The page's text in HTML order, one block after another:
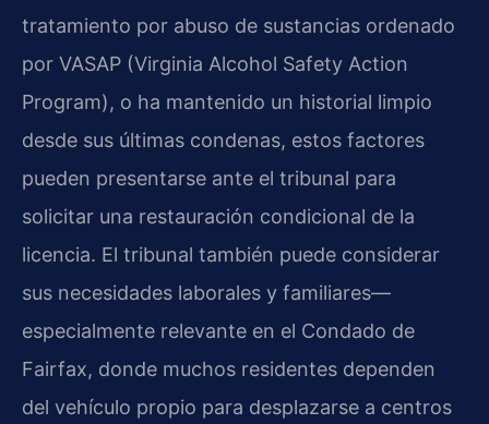
tratamiento por abuso de sustancias ordenado
por VASAP (Virginia Alcohol Safety Action
Program), o ha mantenido un historial limpio
desde sus últimas condenas, estos factores
pueden presentarse ante el tribunal para
solicitar una restauración condicional de la
licencia. El tribunal también puede considerar
sus necesidades laborales y familiares—
especialmente relevante en el Condado de
Fairfax, donde muchos residentes dependen
del vehículo propio para desplazarse a centros